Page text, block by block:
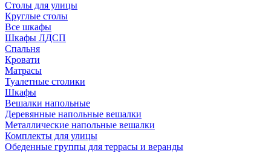
Столы для улицы
Круглые столы
Все шкафы
Шкафы ЛДСП
Спальня
Кровати
Матрасы
Туалетные столики
Шкафы
Вешалки напольные
Деревянные напольные вешалки
Металлические напольные вешалки
Комплекты для улицы
Обеденные группы для террасы и веранды